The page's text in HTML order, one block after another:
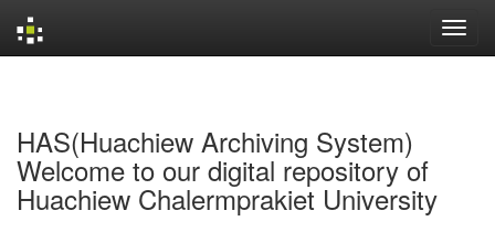
HAS(Huachiew Archiving System)
Welcome to our digital repository of
Huachiew Chalermprakiet University